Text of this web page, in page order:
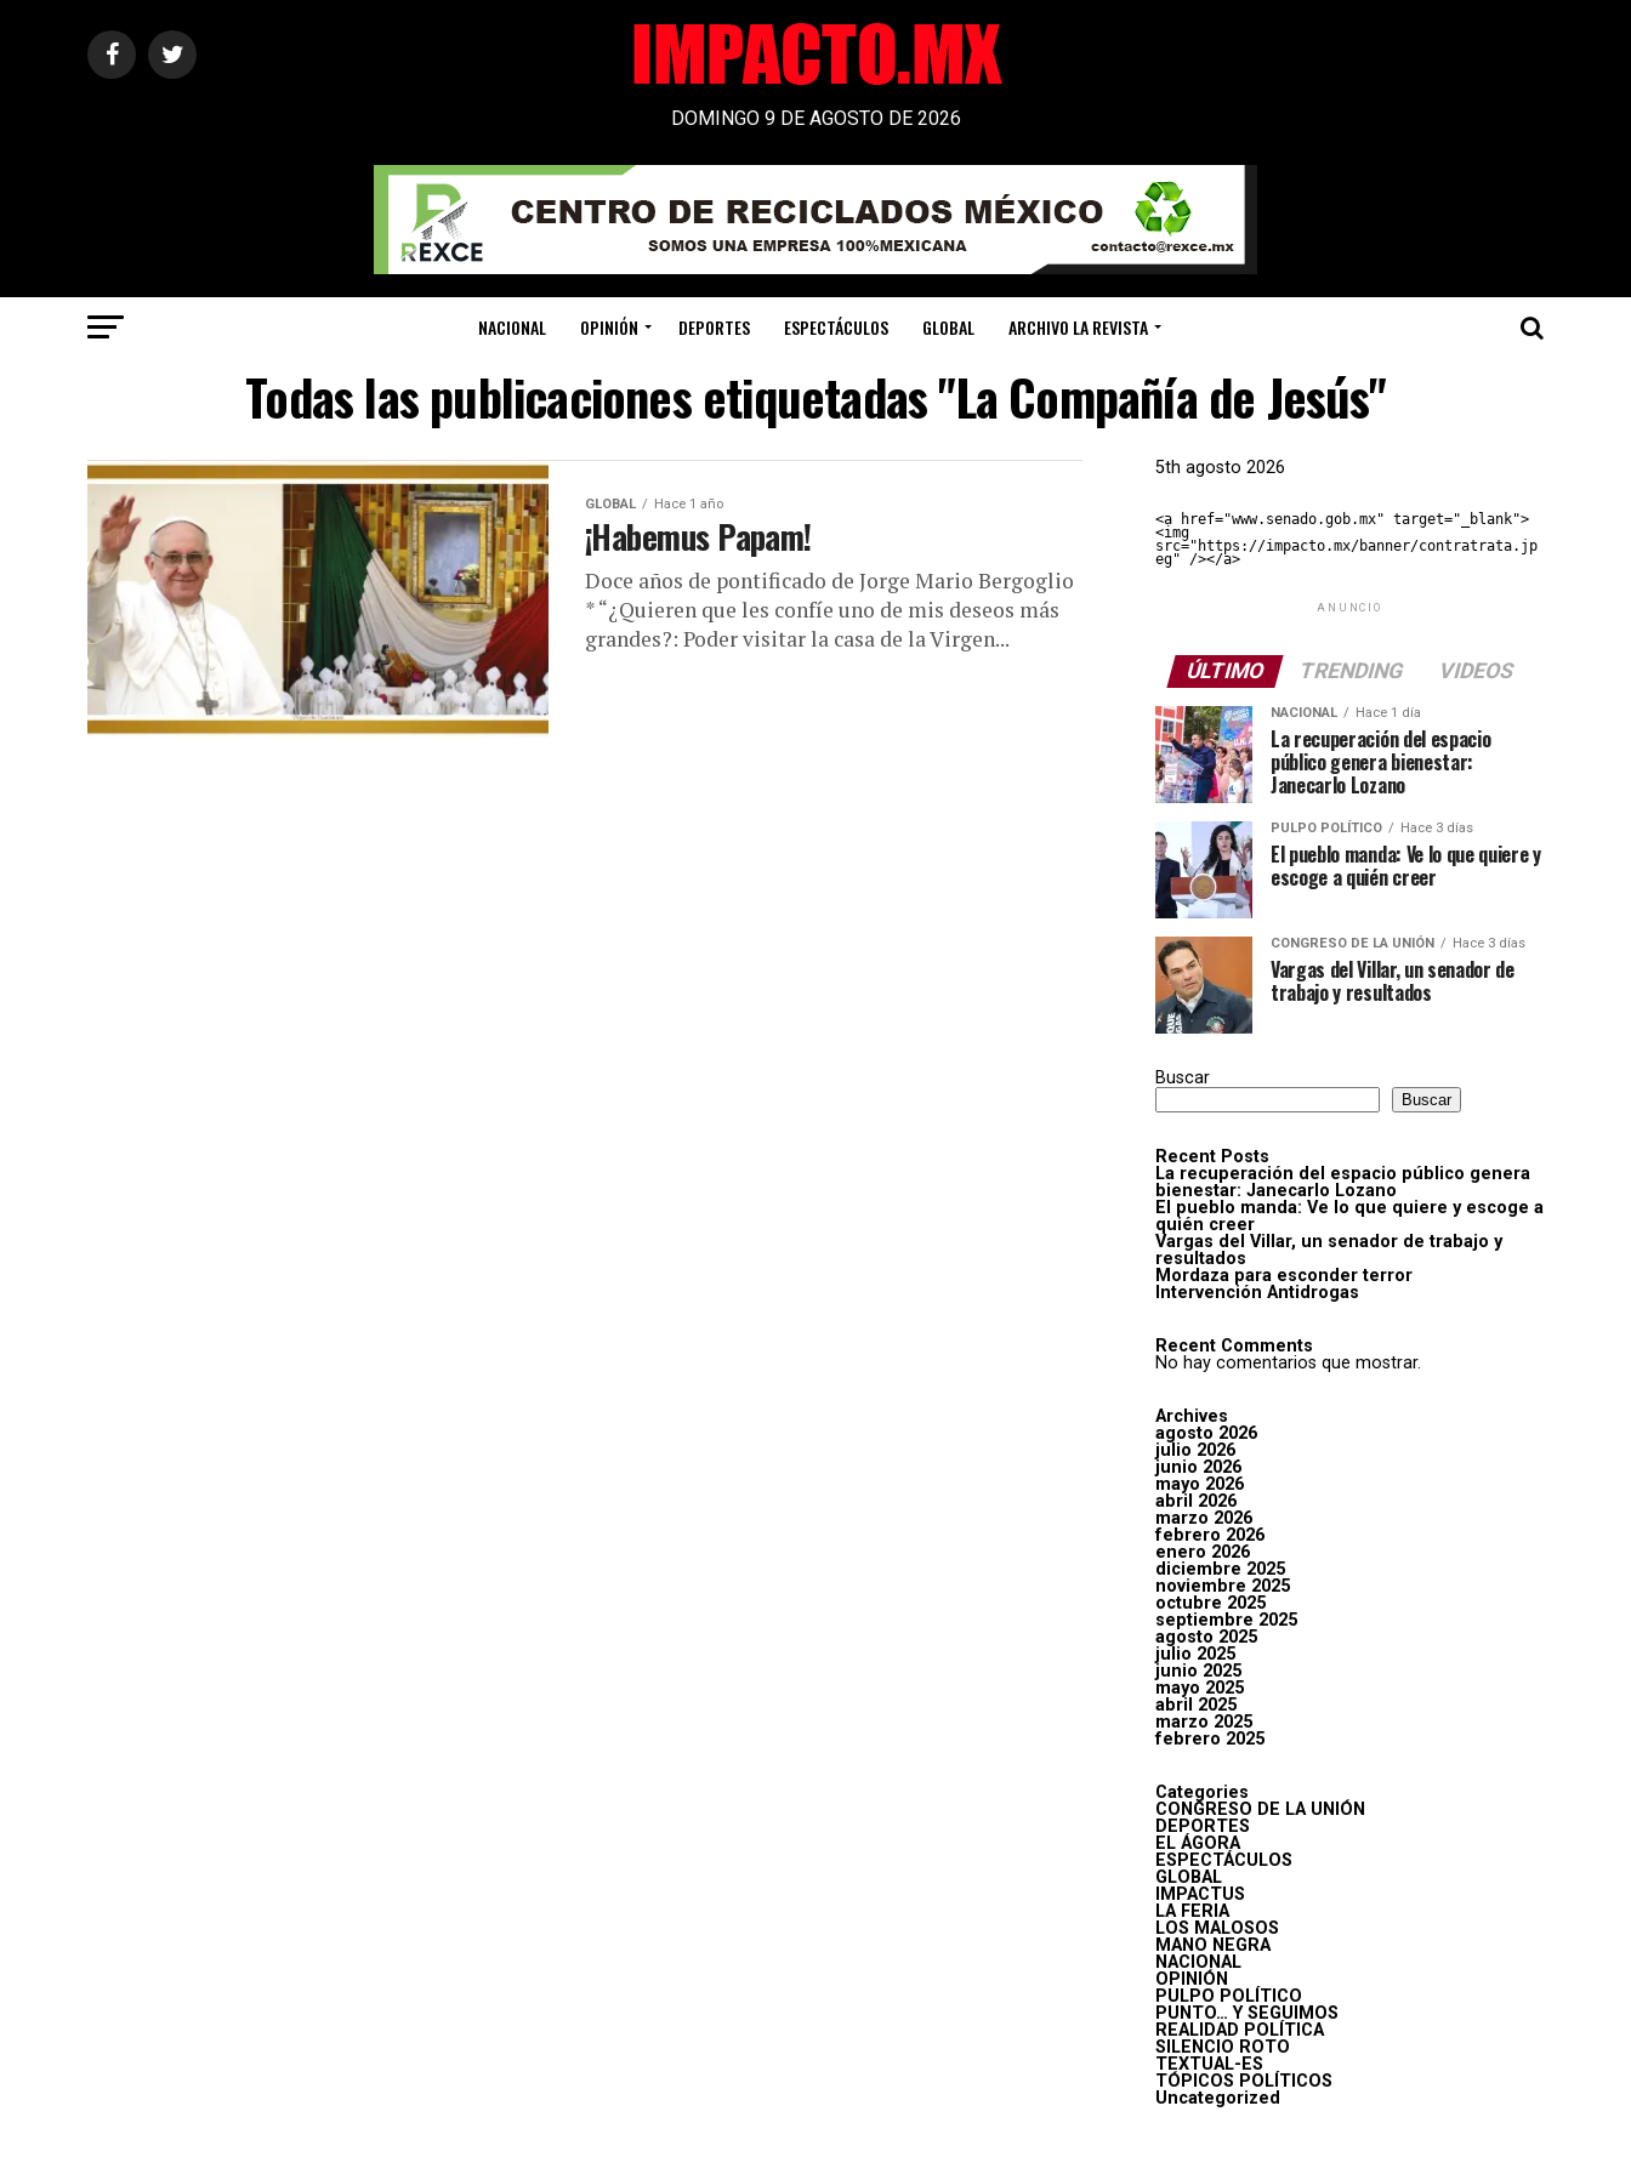
DOMINGO 9 DE AGOSTO DE 2026
NACIONAL OPINIÓN DEPORTES ESPECTÁCULOS GLOBAL ARCHIVO LA REVISTA
Todas las publicaciones etiquetadas "La Compañía de Jesús"
GLOBAL Hace 1 año
¡Habemus Papam!
Doce años de pontificado de Jorge Mario Bergoglio
* “¿Quieren que les confíe uno de mis deseos más
grandes?: Poder visitar la casa de la Virgen...
5th agosto 2026
<a href="www.senado.gob.mx" target="_blank">
<img
src="https://impacto.mx/banner/contratrata.jp
eg" /></a>
ANUNCIO
ÚLTIMO TRENDING VIDEOS
NACIONAL Hace 1 día
La recuperación del espacio
público genera bienestar:
Janecarlo Lozano
PULPO POLÍTICO Hace 3 días
El pueblo manda: Ve lo que quiere y
escoge a quién creer
CONGRESO DE LA UNIÓN Hace 3 días
Vargas del Villar, un senador de
trabajo y resultados
Buscar
Buscar
Recent Posts
La recuperación del espacio público genera
bienestar: Janecarlo Lozano
El pueblo manda: Ve lo que quiere y escoge a
quién creer
Vargas del Villar, un senador de trabajo y
resultados
Mordaza para esconder terror
Intervención Antidrogas
Recent Comments
No hay comentarios que mostrar.
Archives
agosto 2026
julio 2026
junio 2026
mayo 2026
abril 2026
marzo 2026
febrero 2026
enero 2026
diciembre 2025
noviembre 2025
octubre 2025
septiembre 2025
agosto 2025
julio 2025
junio 2025
mayo 2025
abril 2025
marzo 2025
febrero 2025
Categories
CONGRESO DE LA UNIÓN
DEPORTES
EL ÁGORA
ESPECTÁCULOS
GLOBAL
IMPACTUS
LA FERIA
LOS MALOSOS
MANO NEGRA
NACIONAL
OPINIÓN
PULPO POLÍTICO
PUNTO… Y SEGUIMOS
REALIDAD POLÍTICA
SILENCIO ROTO
TEXTUAL-ES
TÓPICOS POLÍTICOS
Uncategorized